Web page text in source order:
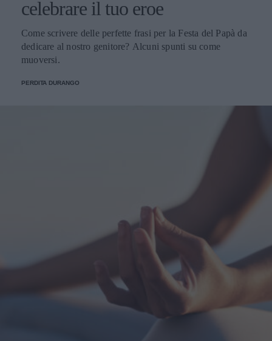
celebrare il tuo eroe
Come scrivere delle perfette frasi per la Festa del Papà da
dedicare al nostro genitore? Alcuni spunti su come
muoversi.
PERDITA DURANGO